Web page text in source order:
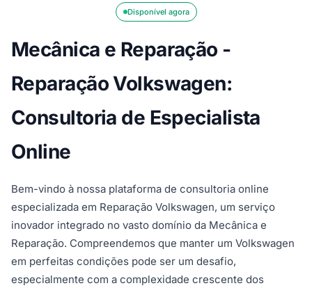
Serviço 5
estrelas!"
Disponível agora
Mecânica e Reparação -
Reparação Volkswagen:
Consultoria de Especialista
Online
Bem-vindo à nossa plataforma de consultoria online
especializada em Reparação Volkswagen, um serviço
inovador integrado no vasto domínio da Mecânica e
Reparação. Compreendemos que manter um Volkswagen
em perfeitas condições pode ser um desafio,
especialmente com a complexidade crescente dos